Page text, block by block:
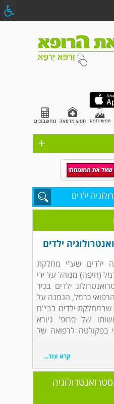
+
ילדים
ילדים
ילדים שע"י מחלקת
(חיפה) מנוהל על ידי
ילדים בכיר
כרמל, הנמנה על
שבמחלקת ילדים בבי"ח
של פרופ' גיורא
בפקולטה לרפואה של
קרא עוד...